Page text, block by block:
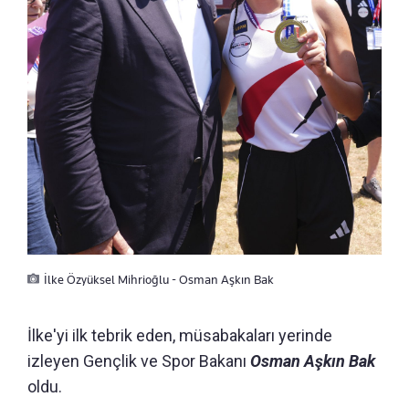
İlke Özyüksel Mihrioğlu - Osman Aşkın Bak
İlke'yi ilk tebrik eden, müsabakaları yerinde
izleyen Gençlik ve Spor Bakanı Osman Aşkın Bak
oldu.